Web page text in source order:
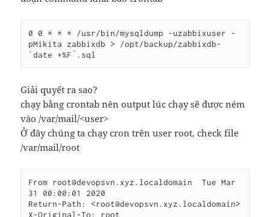
0 0 * * * /usr/bin/mysqldump -uzabbixuser -
pMikita zabbixdb > /opt/backup/zabbixdb-
`date +%F`.sql
Giải quyết ra sao?
chạy bằng crontab nên output lúc chạy sẽ được ném
vào /var/mail/<user>
Ở đây chúng ta chạy cron trên user root, check file
/var/mail/root
From root@devopsvn.xyz.localdomain  Tue Mar
31 00:00:01 2020
Return-Path: <root@devopsvn.xyz.localdomain>
X-Original-To: root